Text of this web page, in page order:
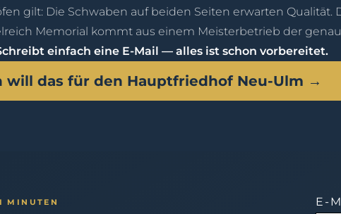
gilt: Die Schwaben auf beiden Seiten erwarten Qualität.
Memorial kommt aus einem Meisterbetrieb der
einfach eine E-Mail — alles ist schon vorbereitet.
will das für den Hauptfriedhof Neu-Ulm →
MINUTEN E-